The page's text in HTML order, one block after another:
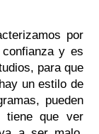
por
y es
para que
un estilo de
pueden
tiene que ver